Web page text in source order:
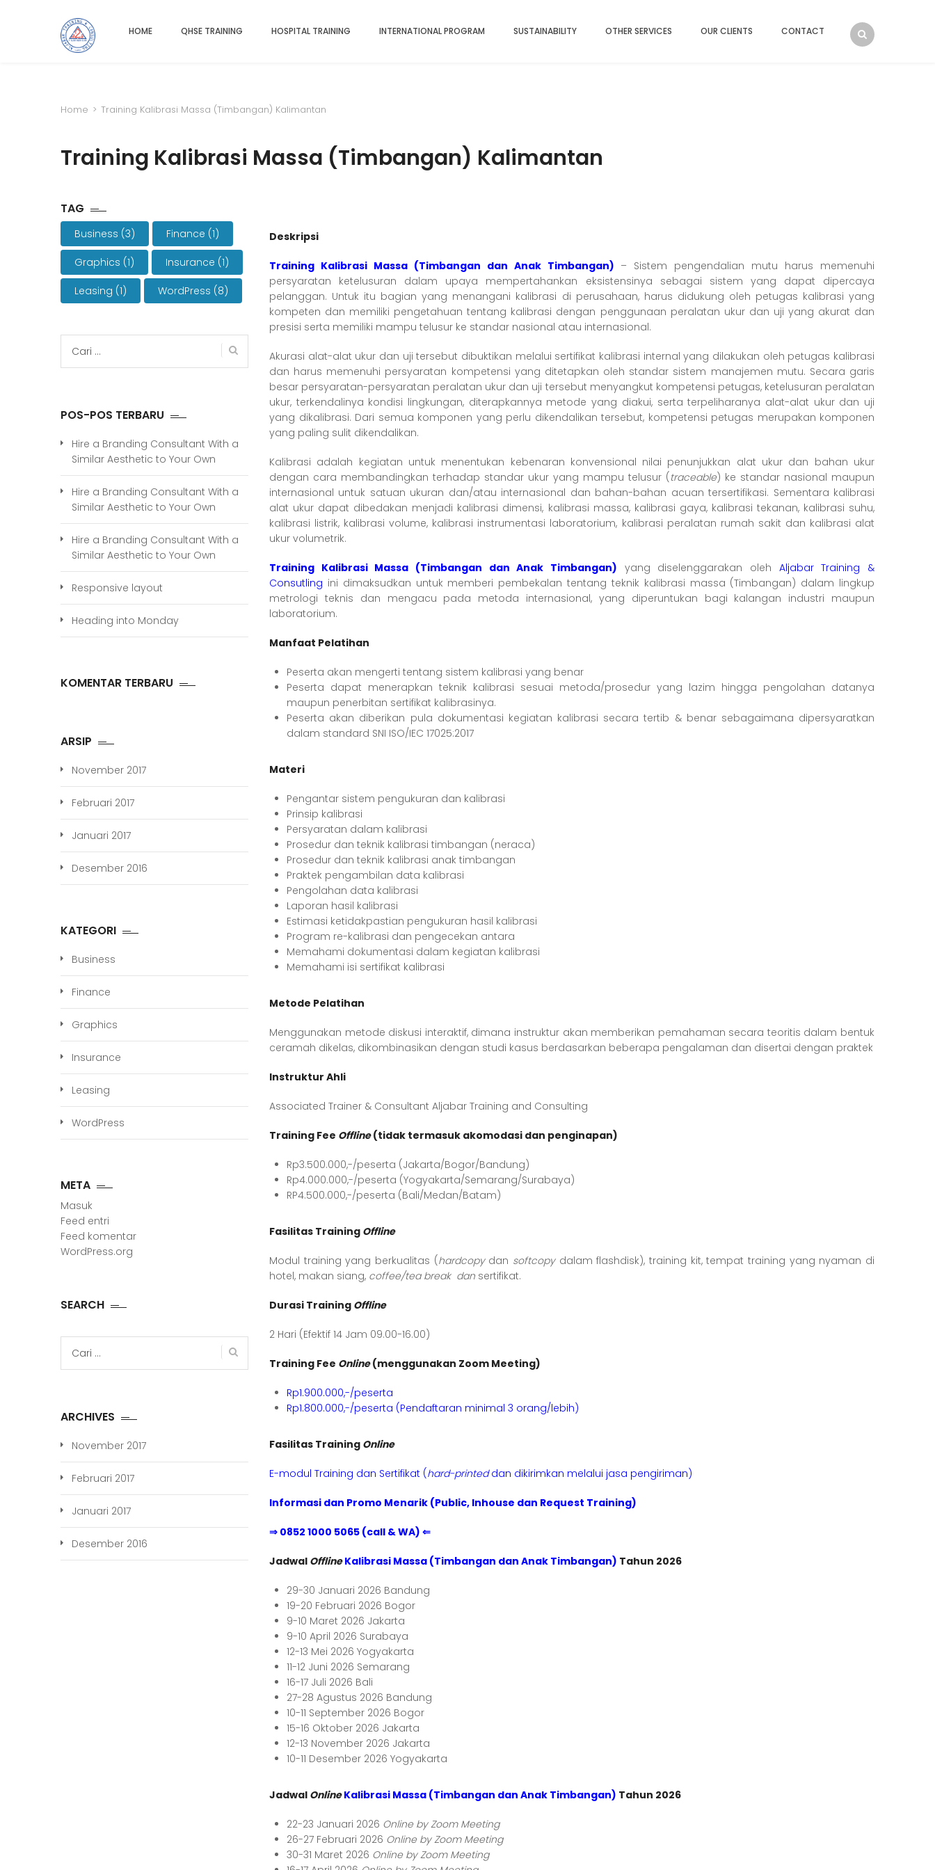
HOME QHSE TRAINING HOSPITAL TRAINING INTERNATIONAL PROGRAM SUSTAINABILITY OTHER SERVICES OUR CLIENTS CONTACT
Home > Training Kalibrasi Massa (Timbangan) Kalimantan
Training Kalibrasi Massa (Timbangan) Kalimantan
Deskripsi
Training Kalibrasi Massa (Timbangan dan Anak Timbangan) – Sistem pengendalian mutu harus memenuhi
persyaratan ketelusuran dalam upaya mempertahankan eksistensinya sebagai sistem yang dapat dipercaya
pelanggan. Untuk itu bagian yang menangani kalibrasi di perusahaan, harus didukung oleh petugas kalibrasi yang
kompeten dan memiliki pengetahuan tentang kalibrasi dengan penggunaan peralatan ukur dan uji yang akurat dan
presisi serta memiliki mampu telusur ke standar nasional atau internasional.
Akurasi alat-alat ukur dan uji tersebut dibuktikan melalui sertifikat kalibrasi internal yang dilakukan oleh petugas kalibrasi
dan harus memenuhi persyaratan kompetensi yang ditetapkan oleh standar sistem manajemen mutu. Secara garis
besar persyaratan-persyaratan peralatan ukur dan uji tersebut menyangkut kompetensi petugas, ketelusuran peralatan
ukur, terkendalinya kondisi lingkungan, diterapkannya metode yang diakui, serta terpeliharanya alat-alat ukur dan uji
yang dikalibrasi. Dari semua komponen yang perlu dikendalikan tersebut, kompetensi petugas merupakan komponen
yang paling sulit dikendalikan.
Kalibrasi adalah kegiatan untuk menentukan kebenaran konvensional nilai penunjukkan alat ukur dan bahan ukur
dengan cara membandingkan terhadap standar ukur yang mampu telusur ( traceable) ke standar nasional maupun
internasional untuk satuan ukuran dan/atau internasional dan bahan-bahan acuan tersertifikasi. Sementara kalibrasi
alat ukur dapat dibedakan menjadi kalibrasi dimensi, kalibrasi massa, kalibrasi gaya, kalibrasi tekanan, kalibrasi suhu,
kalibrasi listrik, kalibrasi volume, kalibrasi instrumentasi laboratorium, kalibrasi peralatan rumah sakit dan kalibrasi alat
ukur volumetrik.
Training Kalibrasi Massa (Timbangan dan Anak Timbangan) yang diselenggarakan oleh Aljabar Training &
Consutling ini dimaksudkan untuk memberi pembekalan tentang teknik kalibrasi massa (Timbangan) dalam lingkup
metrologi teknis dan mengacu pada metoda internasional, yang diperuntukan bagi kalangan industri maupun
laboratorium.
Manfaat Pelatihan
Peserta akan mengerti tentang sistem kalibrasi yang benar
Peserta dapat menerapkan teknik kalibrasi sesuai metoda/prosedur yang lazim hingga pengolahan datanya
maupun penerbitan sertifikat kalibrasinya.
Peserta akan diberikan pula dokumentasi kegiatan kalibrasi secara tertib & benar sebagaimana dipersyaratkan
dalam standard SNI ISO/IEC 17025:2017
Materi
Pengantar sistem pengukuran dan kalibrasi
Prinsip kalibrasi
Persyaratan dalam kalibrasi
Prosedur dan teknik kalibrasi timbangan (neraca)
Prosedur dan teknik kalibrasi anak timbangan
Praktek pengambilan data kalibrasi
Pengolahan data kalibrasi
Laporan hasil kalibrasi
Estimasi ketidakpastian pengukuran hasil kalibrasi
Program re-kalibrasi dan pengecekan antara
Memahami dokumentasi dalam kegiatan kalibrasi
Memahami isi sertifikat kalibrasi
Metode Pelatihan
Menggunakan metode diskusi interaktif, dimana instruktur akan memberikan pemahaman secara teoritis dalam bentuk
ceramah dikelas, dikombinasikan dengan studi kasus berdasarkan beberapa pengalaman dan disertai dengan praktek
Instruktur Ahli
Associated Trainer & Consultant Aljabar Training and Consulting
Training Fee Offline(tidak termasuk akomodasi dan penginapan)
Rp3.500.000,-/peserta (Jakarta/Bogor/Bandung)
Rp4.000.000,-/peserta (Yogyakarta/Semarang/Surabaya)
RP4.500.000,-/peserta (Bali/Medan/Batam)
Fasilitas Training Offline
Modul training yang berkualitas (hardcopy dan softcopydalam flashdisk), training kit, tempat training yang nyaman di
hotel, makan siang, coffee/tea break dan sertifikat.
Durasi Training Offline
2 Hari (Efektif 14 Jam 09.00-16.00)
Training Fee Online(menggunakan Zoom Meeting)
Rp1.900.000,-/peserta
Rp1.800.000,-/peserta (Pendaftaran minimal 3 orang/lebih)
Fasilitas Training Online
E-modul Training dan Sertifikat (hard-printeddan dikirimkan melalui jasa pengiriman)
Informasi dan Promo Menarik (Public, Inhouse dan Request Training)
⇒ 0852 1000 5065 (call & WA) ⇐
Jadwal OfflineKalibrasi Massa (Timbangan dan Anak Timbangan) Tahun 2026
29-30 Januari 2026 Bandung
19-20 Februari 2026 Bogor
9-10 Maret 2026 Jakarta
9-10 April 2026 Surabaya
12-13 Mei 2026 Yogyakarta
11-12 Juni 2026 Semarang
16-17 Juli 2026 Bali
27-28 Agustus 2026 Bandung
10-11 September 2026 Bogor
15-16 Oktober 2026 Jakarta
12-13 November 2026 Jakarta
10-11 Desember 2026 Yogyakarta
Jadwal OnlineKalibrasi Massa (Timbangan dan Anak Timbangan) Tahun 2026
22-23 Januari 2026 Online by Zoom Meeting
26-27 Februari 2026 Online by Zoom Meeting
30-31 Maret 2026 Online by Zoom Meeting
TAG
Business (3) Finance (1)
Graphics (1) Insurance (1)
Leasing (1) WordPress (8)
untuk:
POS-POS TERBARU
Hire a Branding Consultant With a
Similar Aesthetic to Your Own
Hire a Branding Consultant With a
Similar Aesthetic to Your Own
Hire a Branding Consultant With a
Similar Aesthetic to Your Own
Responsive layout
Heading into Monday
KOMENTAR TERBARU
ARSIP
November 2017
Februari 2017
Januari 2017
Desember 2016
KATEGORI
Business
Finance
Graphics
Insurance
Leasing
WordPress
META
Masuk
Feed entri
Feed komentar
WordPress.org
SEARCH
untuk:
ARCHIVES
November 2017
Februari 2017
Januari 2017
Desember 2016